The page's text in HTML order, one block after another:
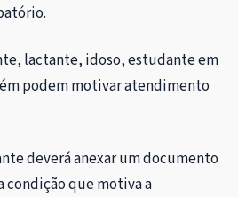
lactante, idoso, estudante em
podem motivar atendimento
deverá anexar um documento
condição que motiva a